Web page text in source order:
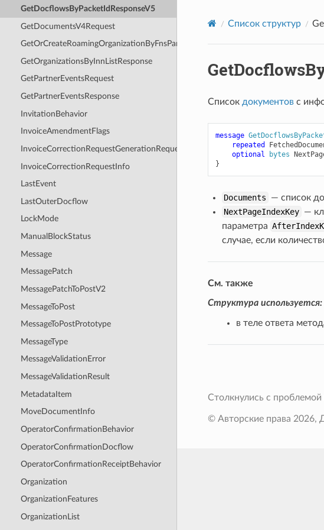
GetDocflowsByPacketIdResponseV5
GetDocumentsV4Request
GetOrCreateRoamingOrganizationByFnsParticipantIdRequest
GetOrganizationsByInnListResponse
GetPartnerEventsRequest
GetPartnerEventsResponse
InvitationBehavior
InvoiceAmendmentFlags
InvoiceCorrectionRequestGenerationRequestV2
InvoiceCorrectionRequestInfo
LastEvent
LastOuterDocflow
LockMode
ManualBlockStatus
Message
MessagePatch
MessagePatchToPostV2
MessageToPost
MessageToPostPrototype
MessageType
MessageValidationError
MessageValidationResult
MetadataItem
MoveDocumentInfo
OperatorConfirmationBehavior
OperatorConfirmationDocflow
OperatorConfirmationReceiptBehavior
Organization
OrganizationFeatures
OrganizationList
Список структур
Cписок документовс
message
repeated
optional
bytes
}
Documents — список
NextPageIndexKey —
параметра
случае, если
См. также
Структура используется:
в теле ответа
Столкнулись с
© Авторские права 2026,